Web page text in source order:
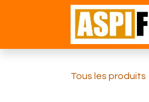
Se rendre au contenu
Tous les produits